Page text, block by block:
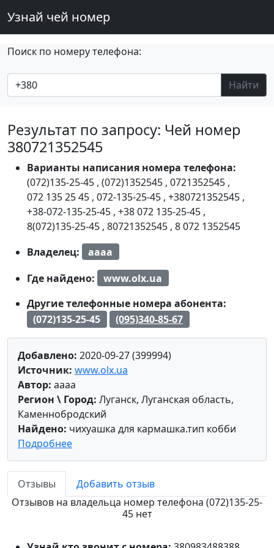
Узнай чей номер
Поиск по номеру телефона:
Найти
Результат по запросу: Чей номер
380721352545
Варианты написания номера телефона:
(072)135-25-45 , (072)1352545 , 0721352545 ,
072 135 25 45 , 072-135-25-45 , +380721352545 ,
+38-072-135-25-45 , +38 072 135-25-45 ,
8(072)135-25-45 , 80721352545 , 8 072 1352545
Владелец:
aaaa
Где найдено:
www.olx.ua
Другие телефонные номера абонента:
(072)135-25-45
(095)340-85-67
Добавлено: 2020-09-27 (399994)
Источник: www.olx.ua
Автор: aaaa
Регион \ Город: Луганск, Луганская область,
Каменнобродский
Найдено: чихуашка для кармашка.тип кобби
Подробнее
Отзывы
Добавить отзыв
Отзывов на владельца номер телефона (072)135-25-
45 нет